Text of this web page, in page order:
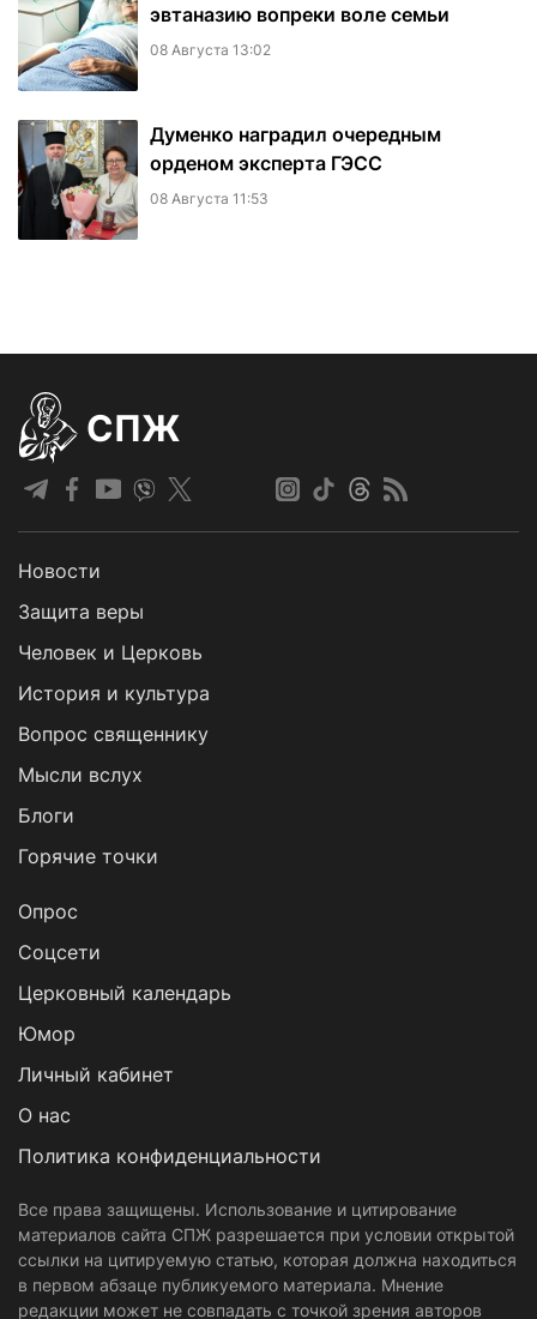
эвтаназию вопреки воле семьи
08 Августа 13:02
Думенко наградил очередным
орденом эксперта ГЭСС
08 Августа 11:53
СПЖ
Новости
Защита веры
Человек и Церковь
История и культура
Вопрос священнику
Мысли вслух
Блоги
Горячие точки
Опрос
Cоцсети
Церковный календарь
Юмор
Личный кабинет
О нас
Политика конфиденциальности
Все права защищены. Использование и цитирование
материалов сайта СПЖ разрешается при условии открытой
ссылки на цитируемую статью, которая должна находиться
в первом абзаце публикуемого материала. Мнение
редакции может не совпадать с точкой зрения авторов